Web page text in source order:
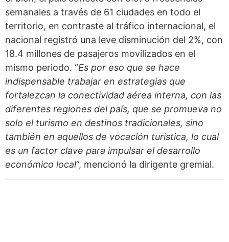
semanales a través de 61 ciudades en todo el
territorio, en contraste al tráfico internacional, el
nacional registró una leve disminución del 2%, con
18.4 millones de pasajeros movilizados en el
mismo periodo. “Es por eso que se hace
indispensable trabajar en estrategias que
fortalezcan la conectividad aérea interna, con las
diferentes regiones del país, que se promueva no
solo el turismo en destinos tradicionales, sino
también en aquellos de vocación turística, lo cual
es un factor clave para impulsar el desarrollo
económico local”, mencionó la dirigente gremial.